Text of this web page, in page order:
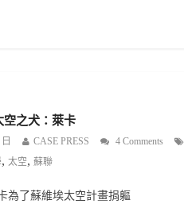
空之犬：萊卡
CASE PRESS
4 Comments
, 太空, 蘇聯
為了蘇維埃太空計畫捐軀